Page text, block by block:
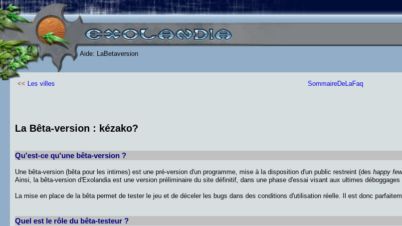
Aide: LaBetaversion
<< Les villes SommaireDeLaFaq
La Bêta-version : kézako?
Qu'est-ce qu'une bêta-version ?
Une bêta-version (bêta pour les intimes) est une pré-version d'un programme, mise à la disposition d'un public restreint (des happy few
Ainsi, la bêta-version d'Exolandia est une version préliminaire du site définitif, dans une phase d'essai visant aux ultimes
La mise en place de la bêta permet de tester le jeu et de déceler les bugs dans des conditions d'utilisation réelle. Il est donc
Quel est le rôle du bêta-testeur ?